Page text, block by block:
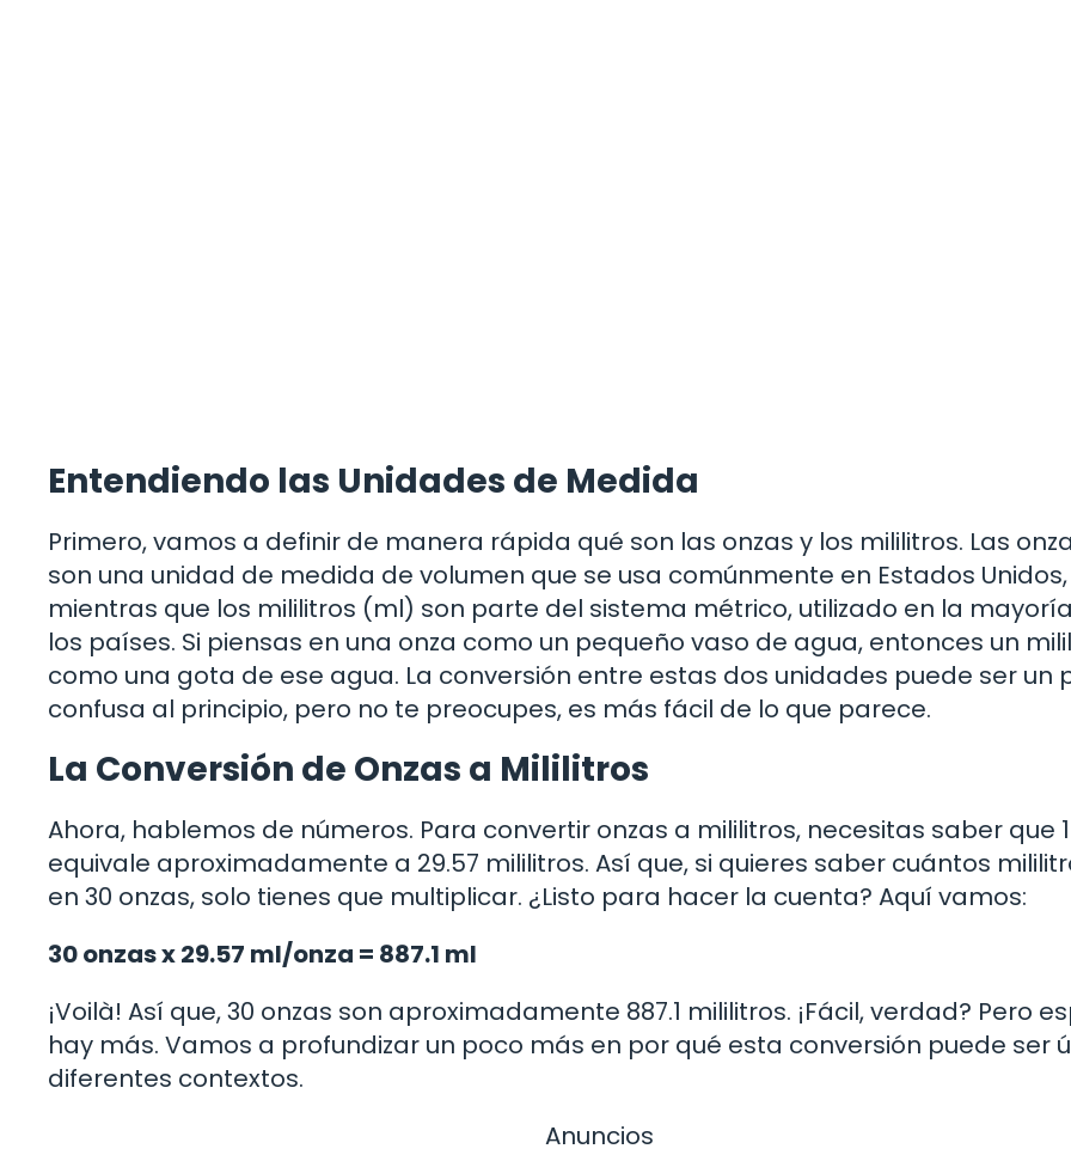
Entendiendo las Unidades de Medida
Primero, vamos a definir de manera rápida qué son las onzas y los mililitros. Las
son una unidad de medida de volumen que se usa comúnmente en Estados Unidos,
mientras que los mililitros (ml) son parte del sistema métrico, utilizado en la
los países. Si piensas en una onza como un pequeño vaso de agua, entonces un
como una gota de ese agua. La conversión entre estas dos unidades puede ser un
confusa al principio, pero no te preocupes, es más fácil de lo que parece.
La Conversión de Onzas a Mililitros
Ahora, hablemos de números. Para convertir onzas a mililitros, necesitas saber que
equivale aproximadamente a 29.57 mililitros. Así que, si quieres saber cuántos
en 30 onzas, solo tienes que multiplicar. ¿Listo para hacer la cuenta? Aquí vamos:
30 onzas x 29.57 ml/onza = 887.1 ml
¡Voilà! Así que, 30 onzas son aproximadamente 887.1 mililitros. ¡Fácil, verdad? Pero
hay más. Vamos a profundizar un poco más en por qué esta conversión puede ser
diferentes contextos.
Anuncios